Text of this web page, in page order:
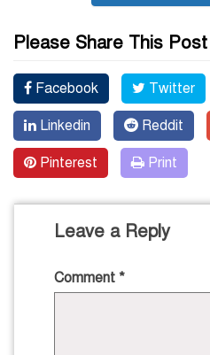
Please Share This
Facebook Twitter
Linkedin Reddit
Pinterest Print
Leave a Reply
Comment *